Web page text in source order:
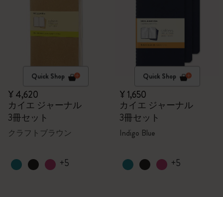
Quick Shop
¥ 4,620
カイエ ジャーナル
3冊セット
クラフトブラウン
+5
Quick Shop
¥ 1,650
カイエ ジャーナル
3冊セット
Indigo Blue
+5